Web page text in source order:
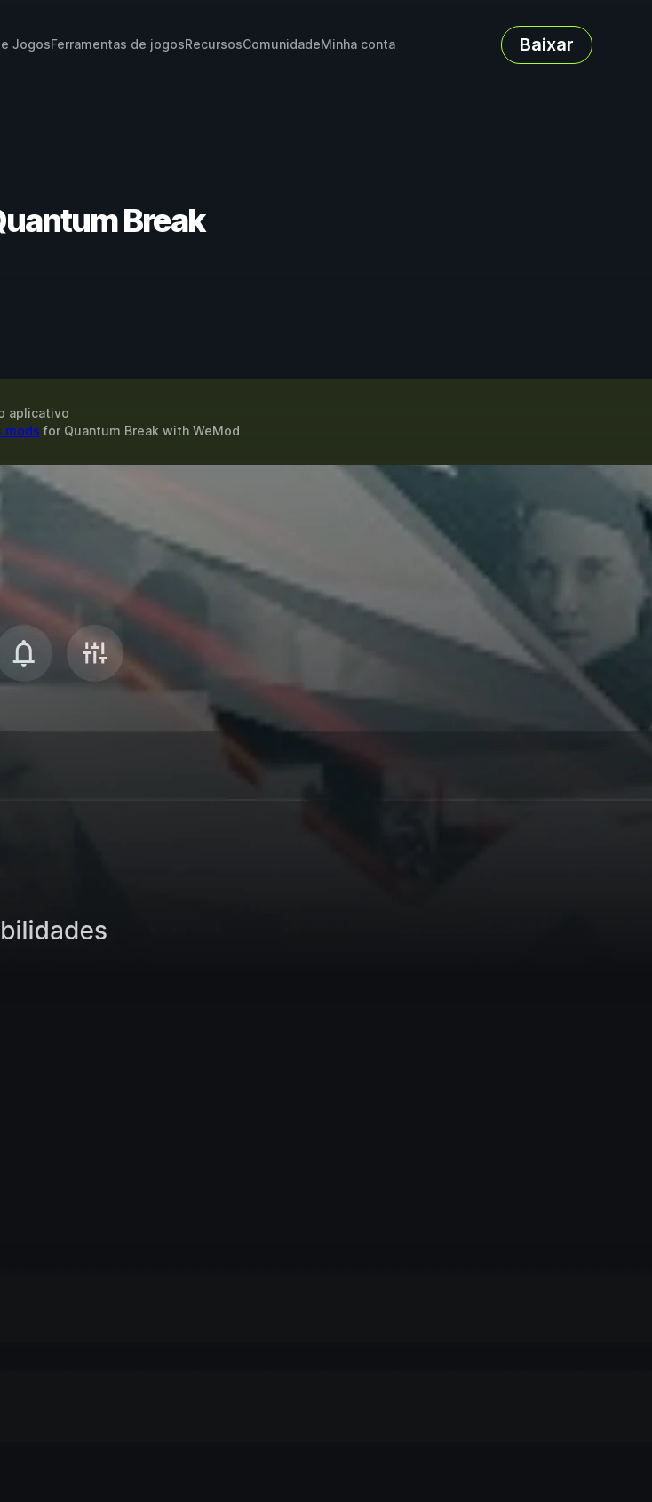
JogosFerramentas de jogosRecursosComunidadeMinha conta Baixar
Break
aplicativo
mods for Quantum Break with WeMod